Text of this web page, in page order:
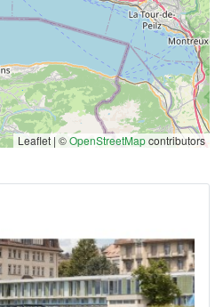
Leaflet | ©OpenStreetMapcontributors